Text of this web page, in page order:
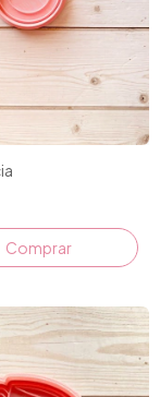
Comprar